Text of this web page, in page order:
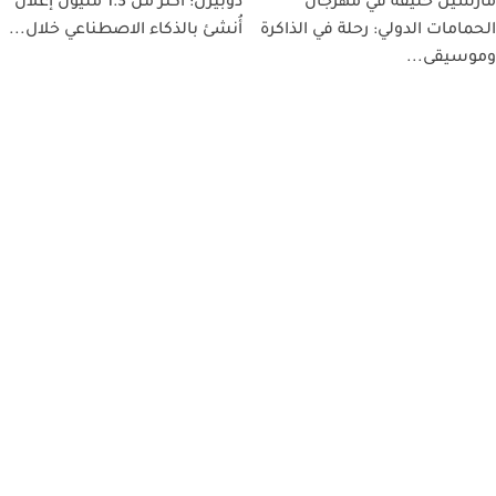
مارسيل خليفة في مهرجان
الحمامات الدولي: رحلة في الذاكرة
وموسيقى...
دوبيزل: أكثر من 1.3 مليون إعلان
أُنشئ بالذكاء الاصطناعي خلال...